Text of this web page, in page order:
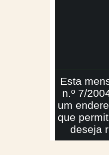
Esta
n.º 7/
um
que
deseja